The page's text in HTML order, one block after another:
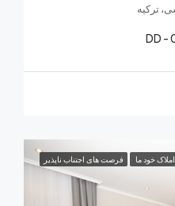
فرصت های اجتناب ناپذیر